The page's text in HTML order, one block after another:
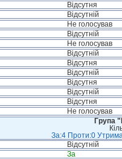
Відсутня
Відсутній
Не голосував
Відсутній
Не голосував
Відсутній
Відсутня
Відсутній
Відсутня
Відсутній
Відсутня
Не голосував
Група
За:4 Проти:0
Відсутній
За